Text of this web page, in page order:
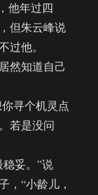
他年过四
但朱云峰说
过他。
然知道自己
寻个机灵点
若是没问
妥。”说
，“小龄儿，